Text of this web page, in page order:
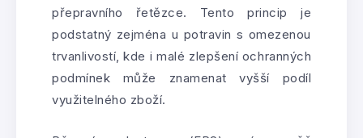
přepravního řetězce. Tento princip je
podstatný zejména u potravin s omezenou
trvanlivostí, kde i malé zlepšení ochranných
podmínek může znamenat vyšší podíl
využitelného zboží.